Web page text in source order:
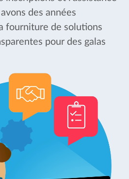
des années
fourniture de solutions
pour des galas